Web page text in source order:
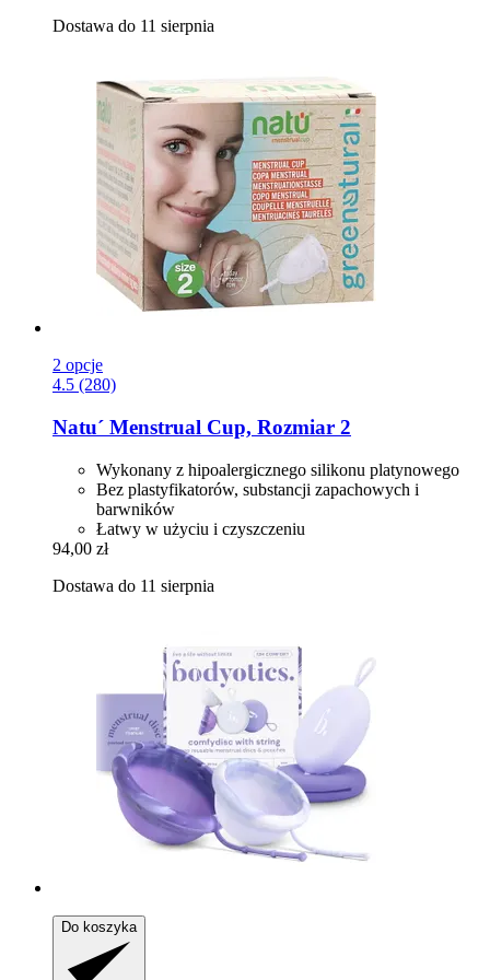
Dostawa do 11 sierpnia
2 opcje
4.5 (280)
Natu´ Menstrual Cup, Rozmiar 2
Wykonany z hipoalergicznego silikonu platynowego
Bez plastyfikatorów, substancji zapachowych i
barwników
Łatwy w użyciu i czyszczeniu
94,00 zł
Dostawa do 11 sierpnia
Do koszyka